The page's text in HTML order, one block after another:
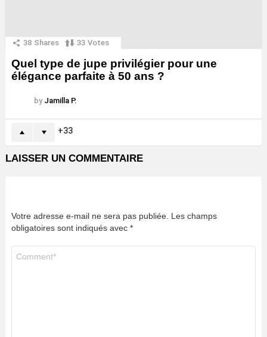
38 Shares 33 Votes
Quel type de jupe privilégier pour une
élégance parfaite à 50 ans ?
by Jamilla P.
33
LAISSER UN COMMENTAIRE
Votre adresse e-mail ne sera pas publiée. Les champs
obligatoires sont indiqués avec *